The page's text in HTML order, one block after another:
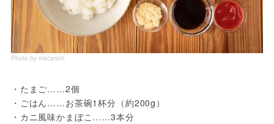
Photo by macaroni
・たまご……2個
・ごはん……お茶碗1杯分（約200g）
・カニ風味かまぼこ……3本分